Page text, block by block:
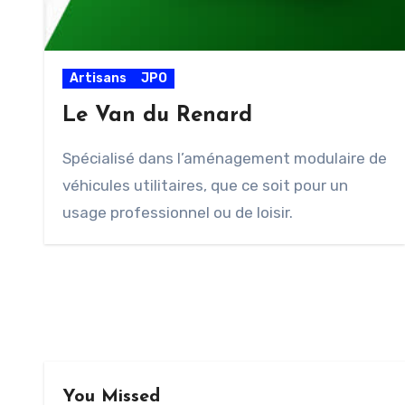
Artisans JPO
Le Van du Renard
Spécialisé dans l’aménagement modulaire de
véhicules utilitaires, que ce soit pour un
usage professionnel ou de loisir.
You Missed